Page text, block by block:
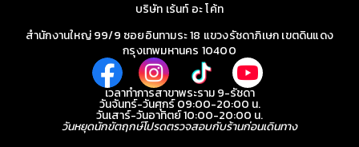
บริษัท เร้นท์ อะ โค้ท
สำนักงานใหญ่ 99/9 ซอยอินทามระ 18 แขวงรัชดาภิเษก เขตดินแดง
กรุงเทพมหานคร 10400
เวลาทำการสาขาพระราม 9-รัชดา
วันจันทร์-วันศุกร์ 09:00-20:00 น.
วันเสาร์-วันอาทิตย์ 10:00-20:00 น.
วันหยุดนักขัตฤกษ์โปรดตรวจสอบกับร้านก่อนเดินทาง